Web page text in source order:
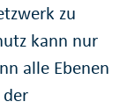
zu
kann nur
alle Ebenen